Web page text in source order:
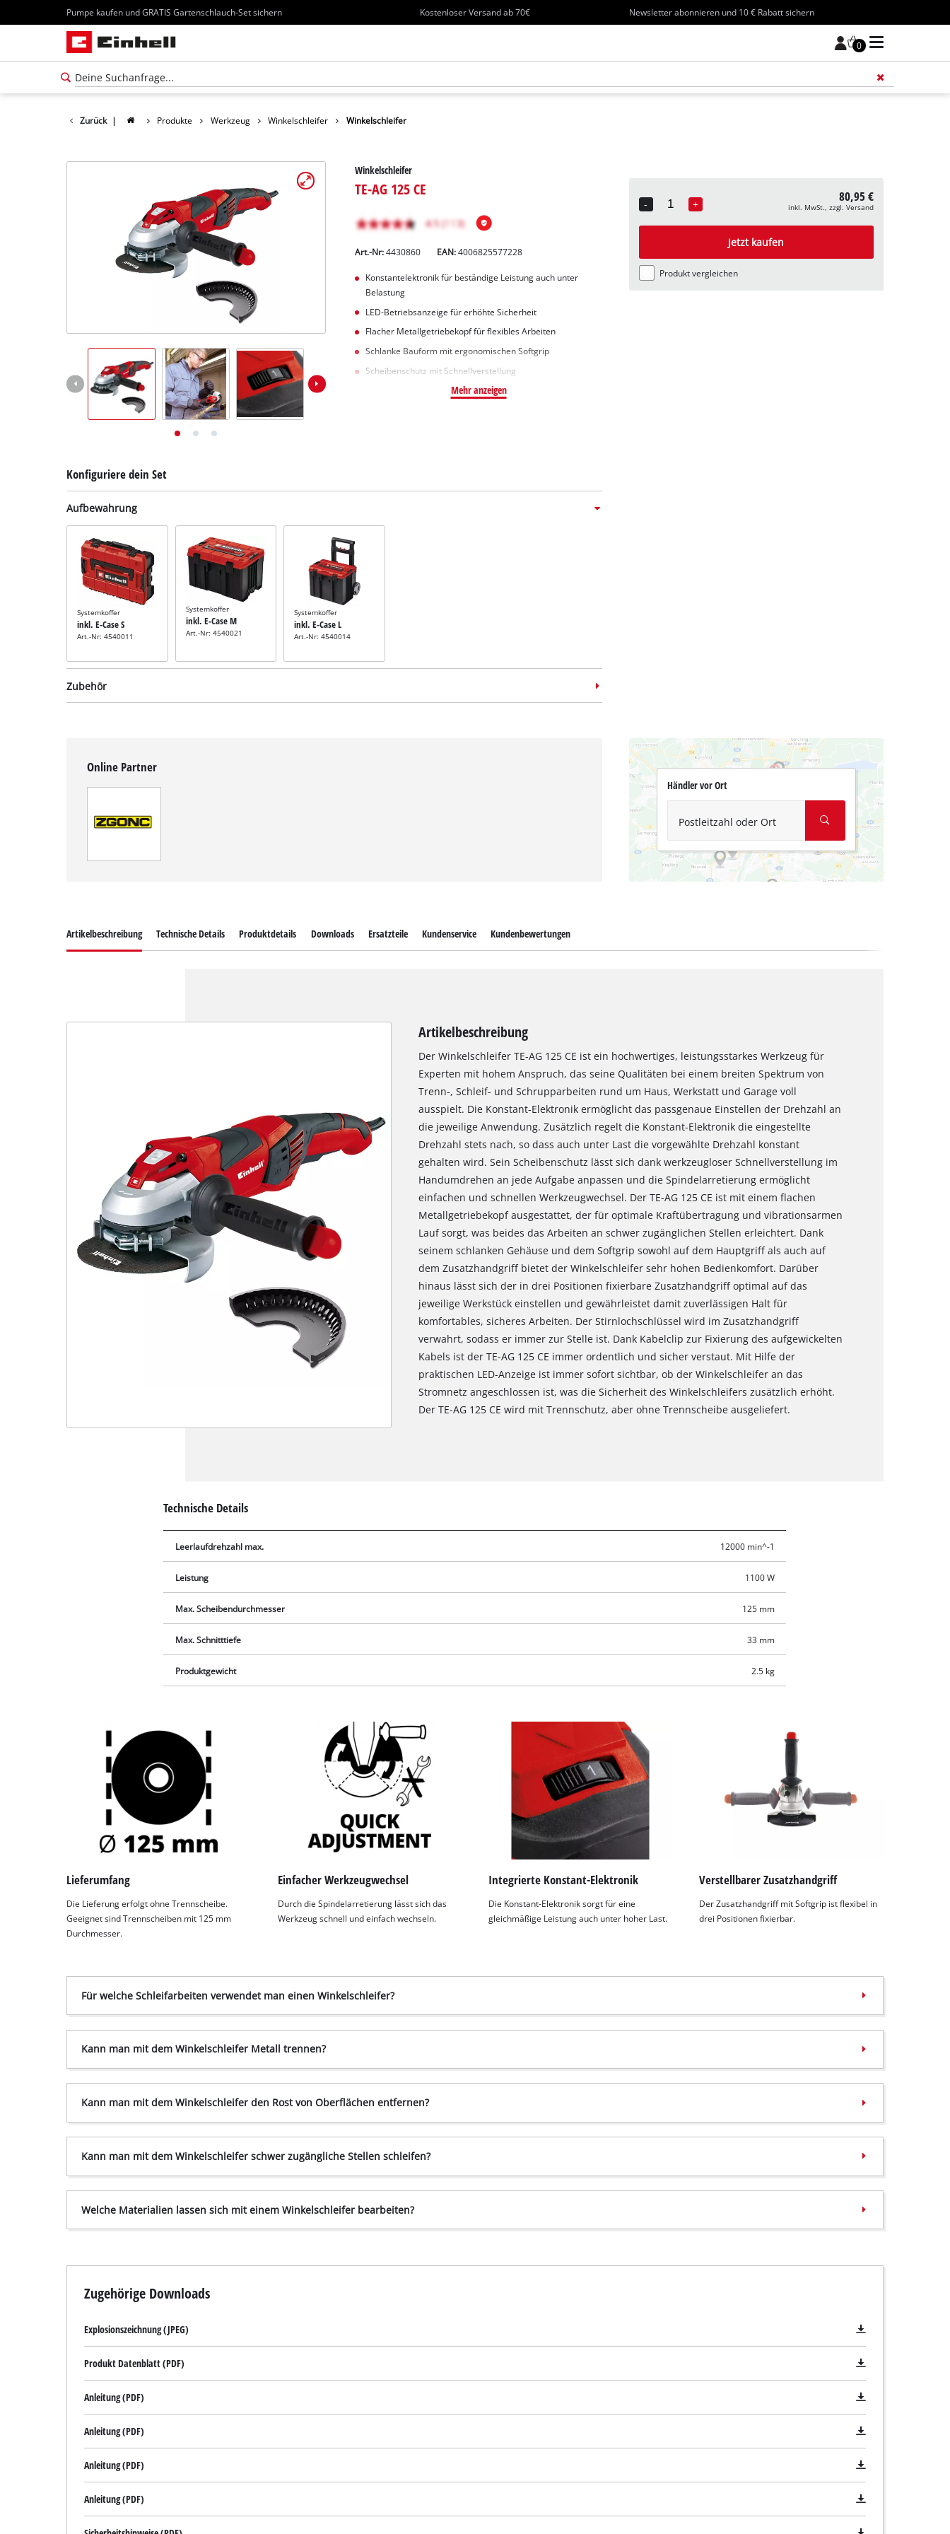
Pumpe kaufen und GRATIS Gartenschlauch-Set sichern Kostenloser Versand ab 70€ Newsletter abonnieren und 10 € Rabatt sichern
0
Zurück | Produkte Werkzeug Winkelschleifer Winkelschleifer
Winkelschleifer
TE-AG 125 CE
Art.-Nr:4430860 EAN:4006825577228
Konstantelektronik für beständige Leistung auch unter
Belastung
LED-Betriebsanzeige für erhöhte Sicherheit
Flacher Metallgetriebekopf für flexibles Arbeiten
Schlanke Bauform mit ergonomischen Softgrip
Scheibenschutz mit Schnellverstellung
Mehr anzeigen
Konfiguriere dein Set
Aufbewahrung
Systemkoffer
inkl. E-Case S
Art.-Nr: 4540011
Systemkoffer
inkl. E-Case M
Art.-Nr: 4540021
Systemkoffer
inkl. E-Case L
Art.-Nr: 4540014
Zubehör
Schnellspannmutter
Art.-Nr: 49717705
-
Quantity
+ 80,95 €
inkl. MwSt., zzgl. Versand
Jetzt kaufen
Produkt vergleichen
Online Partner
Händler vor Ort
Postleitzahl oder Ort
Google Maps laden zu können!
This content is not permitted to load due
Management Platform
Artikelbeschreibung Technische Details Produktdetails Downloads Ersatzteile Kundenservice Kundenbewertungen
Artikelbeschreibung
Der Winkelschleifer TE-AG 125 CE ist ein hochwertiges, leistungsstarkes Werkzeug für
Experten mit hohem Anspruch, das seine Qualitäten bei einem breiten Spektrum von
Trenn-, Schleif- und Schrupparbeiten rund um Haus, Werkstatt und Garage voll
ausspielt. Die Konstant-Elektronik ermöglicht das passgenaue Einstellen der Drehzahl an
die jeweilige Anwendung. Zusätzlich regelt die Konstant-Elektronik die eingestellte
Drehzahl stets nach, so dass auch unter Last die vorgewählte Drehzahl konstant
gehalten wird. Sein Scheibenschutz lässt sich dank werkzeugloser Schnellverstellung im
Handumdrehen an jede Aufgabe anpassen und die Spindelarretierung ermöglicht
einfachen und schnellen Werkzeugwechsel. Der TE-AG 125 CE ist mit einem flachen
Metallgetriebekopf ausgestattet, der für optimale Kraftübertragung und vibrationsarmen
Lauf sorgt, was beides das Arbeiten an schwer zugänglichen Stellen erleichtert. Dank
seinem schlanken Gehäuse und dem Softgrip sowohl auf dem Hauptgriff als auch auf
dem Zusatzhandgriff bietet der Winkelschleifer sehr hohen Bedienkomfort. Darüber
hinaus lässt sich der in drei Positionen fixierbare Zusatzhandgriff optimal auf das
jeweilige Werkstück einstellen und gewährleistet damit zuverlässigen Halt für
komfortables, sicheres Arbeiten. Der Stirnlochschlüssel wird im Zusatzhandgriff
verwahrt, sodass er immer zur Stelle ist. Dank Kabelclip zur Fixierung des aufgewickelten
Kabels ist der TE-AG 125 CE immer ordentlich und sicher verstaut. Mit Hilfe der
praktischen LED-Anzeige ist immer sofort sichtbar, ob der Winkelschleifer an das
Stromnetz angeschlossen ist, was die Sicherheit des Winkelschleifers zusätzlich erhöht.
Der TE-AG 125 CE wird mit Trennschutz, aber ohne Trennscheibe ausgeliefert.
Technische Details
Leerlaufdrehzahl max. 12000 min^-1
Leistung 1100 W
Max. Scheibendurchmesser 125 mm
Max. Schnitttiefe 33 mm
Produktgewicht 2.5 kg
Lieferumfang
Die Lieferung erfolgt ohne Trennscheibe.
Geeignet sind Trennscheiben mit 125 mm
Durchmesser.
Einfacher Werkzeugwechsel
Durch die Spindelarretierung lässt sich das
Werkzeug schnell und einfach wechseln.
Integrierte Konstant-Elektronik
Die Konstant-Elektronik sorgt für eine
gleichmäßige Leistung auch unter hoher Last.
Verstellbarer Zusatzhandgriff
Der Zusatzhandgriff mit Softgrip ist flexibel in
drei Positionen fixierbar.
Für welche Schleifarbeiten verwendet man einen Winkelschleifer?
Kann man mit dem Winkelschleifer Metall trennen?
Kann man mit dem Winkelschleifer den Rost von Oberflächen entfernen?
Kann man mit dem Winkelschleifer schwer zugängliche Stellen schleifen?
Welche Materialien lassen sich mit einem Winkelschleifer bearbeiten?
Zugehörige Downloads
Explosionszeichnung (JPEG)
Produkt Datenblatt (PDF)
Anleitung (PDF)
Anleitung (PDF)
Anleitung (PDF)
Anleitung (PDF)